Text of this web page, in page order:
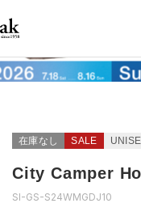
在庫なし SALE
City Camper
SI-GS-S24WMGDJ10